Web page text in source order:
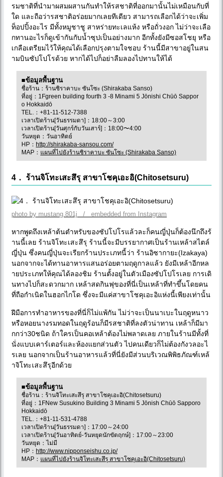
รมชาติที่นำมาผสมผสานกันทำให้รสชาติที่ออกมานั้นไม่เหมือนกับที่
ใด และถือว่ารสชาติอร่อยมากเลยทีเดียว สามารถเลือกได้ว่าจะเพิ่ม
ท็อปปิ้งอะไร มีทั้งหมูชาชู สาหร่ายทะเลแห้ง หรือถั่วงอก ไม่ว่าจะเลือ
กทานอะไรก็ดูเข้ากันกับน้ำซุปเป็นอย่างมาก อีกทั้งยังมีซอสโชยุ หรือ
เกลือเตรียมไว้ให้คุณได้เลือกปรุงตามใจชอบ ร้านนี้มีสาขาอยู่ในสน
ามบินซัปโปโรด้วย หากได้ไปก็อย่าลืมลองไปทานให้ได้
■ข้อมูลพื้นฐาน
ชื่อร้าน：ร้านชิราคาบะ ซันโซะ (Shirakaba Sanso)
ที่อยู่：1Fgreen building fourth 3 -8 Minami 5 Jōnishi Chūō Sappor
o Hokkaidō
TEL.：+81-11-512-7388
เวลาเปิดร้าน[วันธรรมดา]：18:00～3:00
เวลาเปิดร้าน[วันศุกร์กับวันเสาร์]：18:00〜4:00
วันหยุด：วันอาทิตย์
HP： http://shirakaba-sansou.com/
MAP： แผนที่ไปยังร้านชิราคาบะ ซันโซะ (Shirakaba Sanso)
4． ร้านจิโทะเสะสึรุ สาขาโชคุเอะอิ(Chitosetsuru)
photo by mustang.801j / embedded from Instagram
หากพูดถึงเหล้าต้นตำหรับของซัปโปโรแล้วละก็คนญี่ปุ่นก็ต้องนึกถึงร้
านนี้เลย ร้านจิโทะเสะสึรุ ร้านนี้จะมีบรรยากาศเป็นร้านเหล้าสไตล์
ญี่ปุ่น ซึ่งคนญี่ปุ่นจะเรียกร้านประเภทนี้ว่า ร้านอิซากายะ(Izakaya)
นอกจากจะได้ทานอาหารแสนอร่อยตามฤดูกาลแล้ว ยังมีเหล้าอีกหล
ายประเภทให้คุณได้ลองชิม ร้านตั้งอยู่ในตัวเมืองซัปโปโรเลย การเดิ
นทางไปก็สะดวกมาก เหล้าสดกินฟุของที่นี่เป็นเหล้าที่ทำขึ้นโดยคน
ที่ถือกำเนิดในฮอกไกโด ซึ่งจะมีแค่สาขาโชคุเอะอิแห่งนี้เพียงเท่านั้น
ฝีมือการทำอาหารของที่นี่ก็ไม่แพ้กัน ไม่ว่าจะเป็นนาเบะในฤดูหนาว
หรือหอยนางรมทอดในฤดูร้อนก็มีรสชาติที่ลงตัวน่าทาน เหล้าก็มีมา
กกว่า30ชนิด ถ้าใครเป็นคอเหล้าต้องไม่พลาดเลย ภายในร้านมีทั้งที่
นั่งแบบเคาร์เตอร์และห้องแยกส่วนตัว ไปคนเดียวก็ไม่ต้องกังวลอะไ
รเลย นอกจากเป็นร้านอาหารแล้วที่นี่ยังมีส่วนบริเวณพิพิธภัณฑ์เหล้
าจิโทะเสะสึรุอีกด้วย
■ข้อมูลพื้นฐาน
ชื่อร้าน：ร้านจิโทะเสะสึรุ สาขาโชคุเอะอิ(Chitosetsuru)
ที่อยู่：1FNew Susukino Building 3 Minami 5 Jōnish Chūō Sapporo
Hokkaidō
TEL.：+81-11-531-4788
เวลาเปิดร้าน[วันธรรมดา]：17:00～24:00
เวลาเปิดร้าน[วันอาทิตย์-วันหยุดนักขัตฤกษ์]：17:00～23:00
วันหยุด：ไม่มี
HP： http://www.nipponseishu.co.jp/
MAP： แผนที่ไปยังร้านจิโทะเสะสึรุ สาขาโชคุเอะอิ(Chitosetsuru)